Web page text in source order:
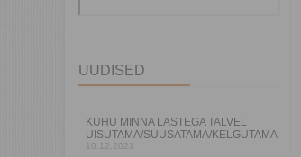
UUDISED
KUHU MINNA LASTEGA TALVEL
UISUTAMA/SUUSATAMA/KELGUTAMA
10.12.2023